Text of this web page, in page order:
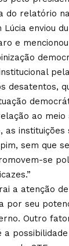
do relatório
Lúcia enviou
e
desatentos,
ao meio
as
sem que
se
a atenção
por seu
Outro
a